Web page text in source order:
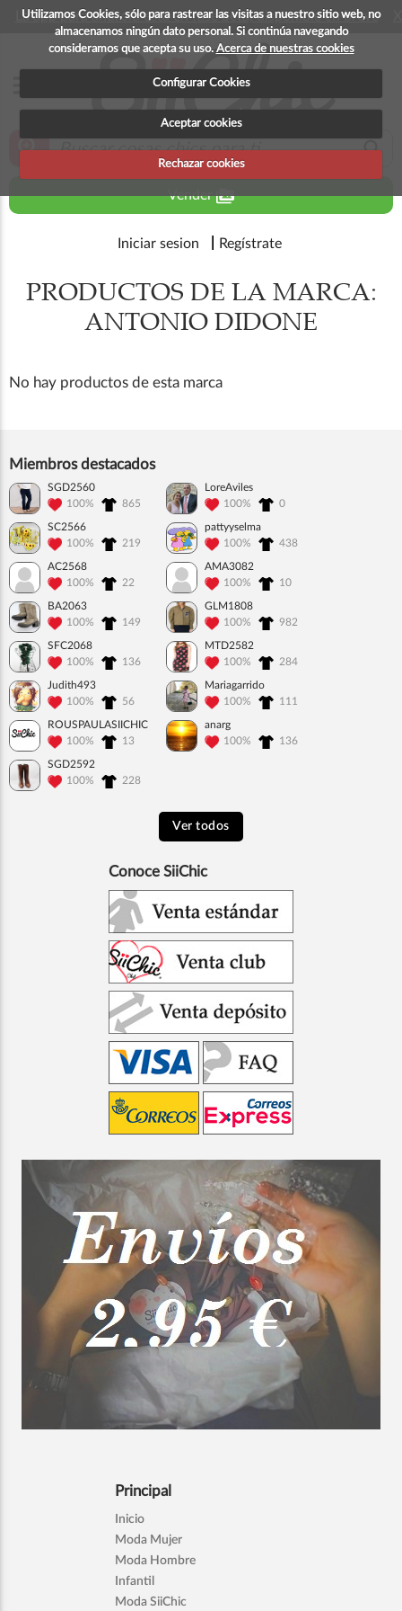
Utilizamos Cookies, sólo para rastrear las visitas a nuestro sitio web, no
almacenamos ningún dato personal. Si continúa navegando
consideramos que acepta su uso. Acerca de nuestras cookies
Configurar Cookies
Aceptar cookies
Rechazar cookies
La app para android esta en fase beta, disponible en breve
zoom_in search
Venderperm_media
Iniciar sesion Regístrate
PRODUCTOS DE LA MARCA:
ANTONIO DIDONE
No hay productos de esta marca
Miembros destacados
SGD2560
100%
865
LoreAviles
100%
0
SC2566
100%
219
pattyyselma
100%
438
AC2568
100%
22
AMA3082
100%
10
BA2063
100%
149
GLM1808
100%
982
SFC2068
100%
136
MTD2582
100%
284
Judith493
100%
56
Mariagarrido
100%
111
ROUSPAULASIICHIC
100%
13
anarg
100%
136
SGD2592
100%
228
Ver todos
Conoce SiiChic
Principal
Inicio
Moda Mujer
Moda Hombre
Infantil
Moda SiiChic